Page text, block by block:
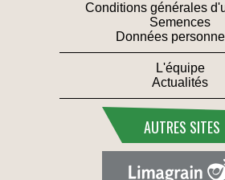
Conditions générales
Semences
Données
L'équipe
Actualités
AUTRES SITES